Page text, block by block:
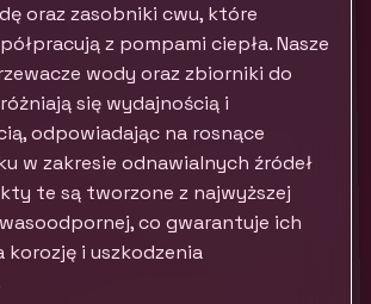
oraz zasobniki cwu, które
z pompami ciepła. Nasze
wody oraz zbiorniki do
się wydajnością i
odpowiadając na rosnące
w zakresie odnawialnych źródeł
te są tworzone z najwyższej
co gwarantuje ich
i uszkodzenia